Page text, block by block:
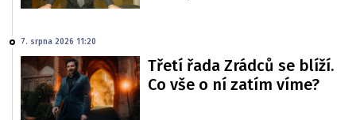
7. srpna 2026 11:20
Třetí řada Zrádců se blíží.
Co vše o ní zatím víme?